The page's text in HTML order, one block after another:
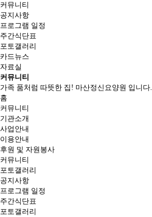
커뮤니티
공지사항
프로그램 일정
주간식단표
포토갤러리
카드뉴스
자료실
커뮤니티
가족 품처럼 따뜻한 집! 마산정신요양원 입니다.
홈
커뮤니티
기관소개
사업안내
이용안내
후원 및 자원봉사
커뮤니티
포토갤러리
공지사항
프로그램 일정
주간식단표
포토갤러리